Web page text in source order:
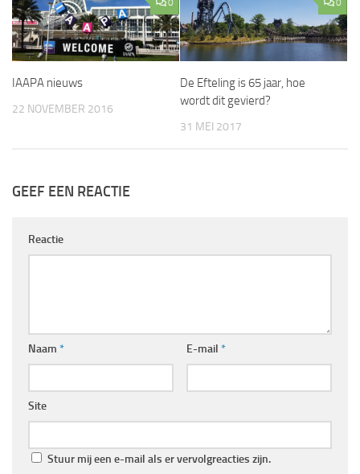
IAAPA nieuws
22 NOVEMBER 2016
De Efteling is 65 jaar, hoe
wordt dit gevierd?
31 MEI 2017
GEEF EEN REACTIE
Reactie
Naam * E-mail *
Site
Stuur mij een e-mail als er vervolgreacties zijn.